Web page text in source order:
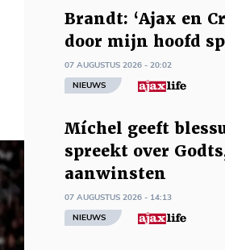
Brandt: ‘Ajax en
door mijn hoofd
07 AUGUSTUS 2026 - 20:02
NIEUWS
Míchel geeft
spreekt over
aanwinsten
07 AUGUSTUS 2026 - 14:13
NIEUWS